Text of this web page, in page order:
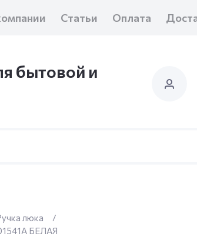
Статьи Оплата
бытовой и
люка
/
БЕЛАЯ